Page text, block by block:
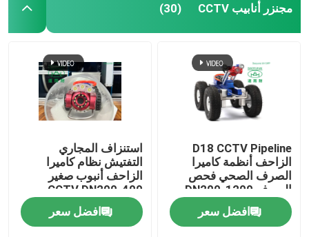
مجنزر أنابيب CCTV (30)
D18 CCTV Pipeline
الزاحف أنظمة كاميرا
الصرف الصحي فحص
الصرف DN200-1200
افضل سعر
استنزاف المجاري
التفتيش نظام كاميرا
الزاحف أنبوب صغير
CCTV DN200-400
افضل سعر